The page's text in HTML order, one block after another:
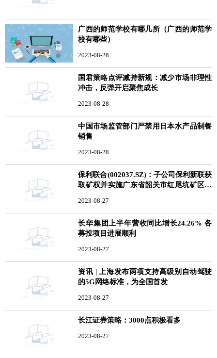
广西的师范学校有哪几所（广西的师范学
校有哪些）
2023-08-28
国君策略点评减持新规：减少市场非理性
冲击，反弹开启聚焦成长
2023-08-28
中国市场监管部门严禁用日本水产品制餐
销售
2023-08-28
保利联合(002037.SZ)：子公司保利新联获
取矿权并实施广东省韶关市红尾坑矿区矿
2023-08-27
长华集团上半年营收同比增长24.26% 各
募投项目进展顺利
2023-08-27
资讯 | 上海发布两项支持高级别自动驾驶
的5G网络标准，为全国首发
2023-08-27
长江证券策略：3000点积极看多
2023-08-27